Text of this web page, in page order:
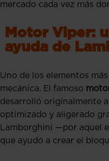
mercado cada vez más
Motor Viper:
ayuda de
Uno de los elementos
mecánica. El famoso
desarrolló originalmente
optimizado y aligerado
Lamborghini —por aquel
que ayudó a crear el